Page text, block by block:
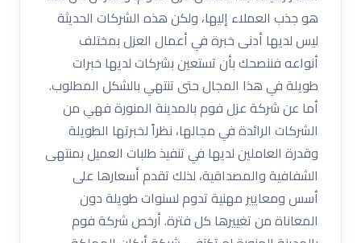
هو جذب العملاء إليها، ولكن هذه الشركات الحديثة
ليس لديها أدنى خبرة في أعمال العزل بمختلف
أنواعه فننصحك بأن تستعين بشركات لديها خبرات
طويلة في هذا المجال حتى تنتهي بالشكل المطلوب.
أما عن شركة عزل فوم بالمدينة المنورة فهي من
الشركات الرائدة في مجالها، نظراً لخبرتها الطويلة
وقدرة العاملين لديها في تنفيذ طلبات العميل بمنتهى
الشفافية والمصداقية، لذلك تقدم أسعارها على
أسس ومعايير مهنية تدوم لسنوات طويلة دون
المعاناة من تغييرها كل فترة. أرخص شركة فوم